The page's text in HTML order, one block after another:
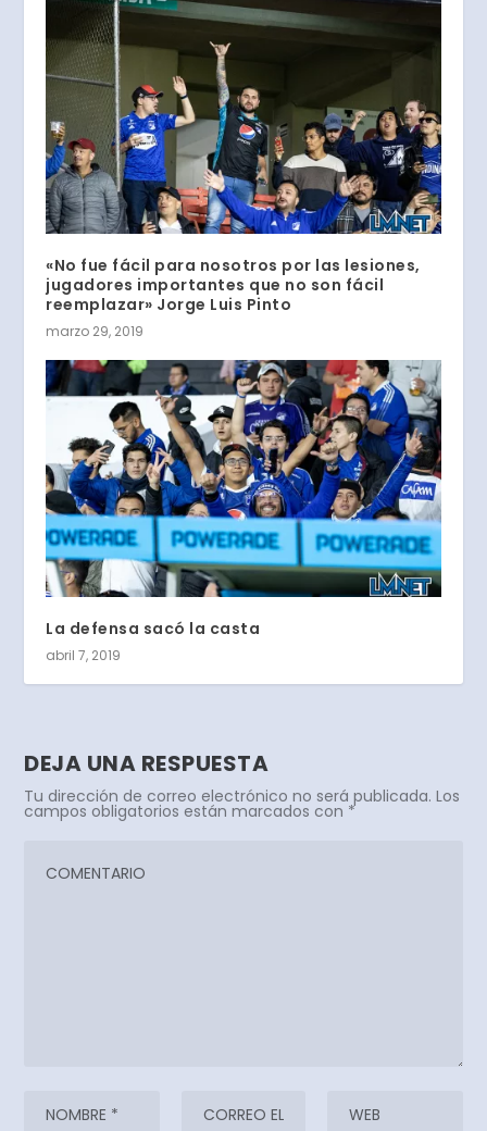
«No fue fácil para nosotros por las lesiones,
jugadores importantes que no son fácil
reemplazar» Jorge Luis Pinto
marzo 29, 2019
La defensa sacó la casta
abril 7, 2019
DEJA UNA RESPUESTA
Tu dirección de correo electrónico no será publicada. Los
campos obligatorios están marcados con *